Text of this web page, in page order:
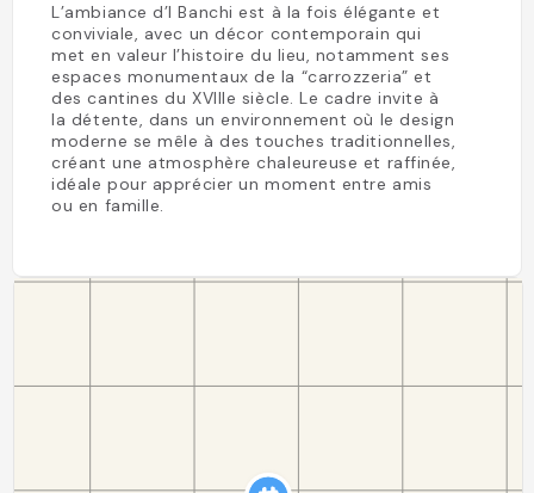
L’ambiance d’I Banchi est à la fois élégante et
conviviale, avec un décor contemporain qui
met en valeur l’histoire du lieu, notamment ses
espaces monumentaux de la “carrozzeria” et
des cantines du XVIIIe siècle. Le cadre invite à
la détente, dans un environnement où le design
moderne se mêle à des touches traditionnelles,
créant une atmosphère chaleureuse et raffinée,
idéale pour apprécier un moment entre amis
ou en famille.